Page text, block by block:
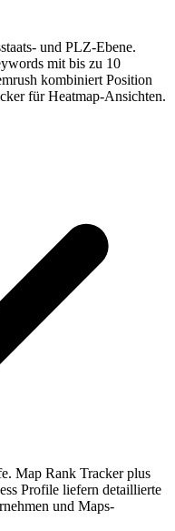
und PLZ-Ebene.
mit bis zu 10
kombiniert Position
für Heatmap-Ansichten.
Map Rank Tracker plus
Profile liefern detaillierte
und Maps-